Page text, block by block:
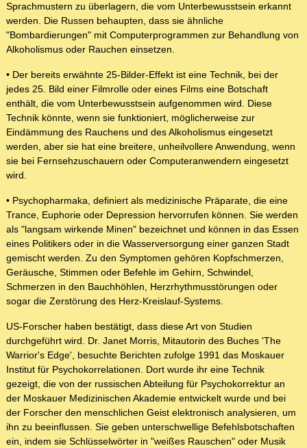
Sprachmustern zu überlagern, die vom Unterbewusstsein erkannt
werden. Die Russen behaupten, dass sie ähnliche
"Bombardierungen" mit Computerprogrammen zur Behandlung von
Alkoholismus oder Rauchen einsetzen.
• Der bereits erwähnte 25-Bilder-Effekt ist eine Technik, bei der
jedes 25. Bild einer Filmrolle oder eines Films eine Botschaft
enthält, die vom Unterbewusstsein aufgenommen wird. Diese
Technik könnte, wenn sie funktioniert, möglicherweise zur
Eindämmung des Rauchens und des Alkoholismus eingesetzt
werden, aber sie hat eine breitere, unheilvollere Anwendung, wenn
sie bei Fernsehzuschauern oder Computeranwendern eingesetzt
wird.
• Psychopharmaka, definiert als medizinische Präparate, die eine
Trance, Euphorie oder Depression hervorrufen können. Sie werden
als "langsam wirkende Minen" bezeichnet und können in das Essen
eines Politikers oder in die Wasserversorgung einer ganzen Stadt
gemischt werden. Zu den Symptomen gehören Kopfschmerzen,
Geräusche, Stimmen oder Befehle im Gehirn, Schwindel,
Schmerzen in den Bauchhöhlen, Herzrhythmusstörungen oder
sogar die Zerstörung des Herz-Kreislauf-Systems.
US-Forscher haben bestätigt, dass diese Art von Studien
durchgeführt wird. Dr. Janet Morris, Mitautorin des Buches 'The
Warrior's Edge', besuchte Berichten zufolge 1991 das Moskauer
Institut für Psychokorrelationen. Dort wurde ihr eine Technik
gezeigt, die von der russischen Abteilung für Psychokorrektur an
der Moskauer Medizinischen Akademie entwickelt wurde und bei
der Forscher den menschlichen Geist elektronisch analysieren, um
ihn zu beeinflussen. Sie geben unterschwellige Befehlsbotschaften
ein, indem sie Schlüsselwörter in "weißes Rauschen" oder Musik